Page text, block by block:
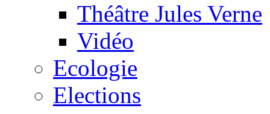
Théâtre Jules Verne
Vidéo
Ecologie
Elections